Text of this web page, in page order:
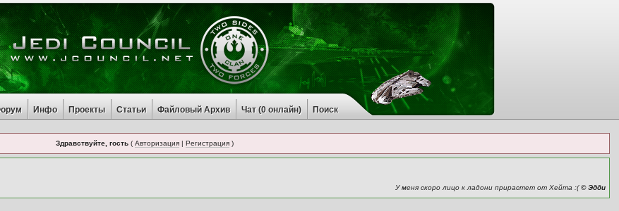
Инфо Проекты Статьи Файловый Архив Чат (0онлайн) Поиск
Здравствуйте, гость( Авторизация| Регистрация)
У меня скоро лицо к ладони прирастет от Хейта :(© Эдди